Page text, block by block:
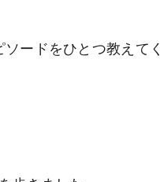
ードをひとつ教えてく